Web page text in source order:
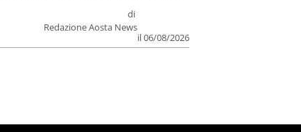
di
Redazione Aosta News
il 06/08/2026